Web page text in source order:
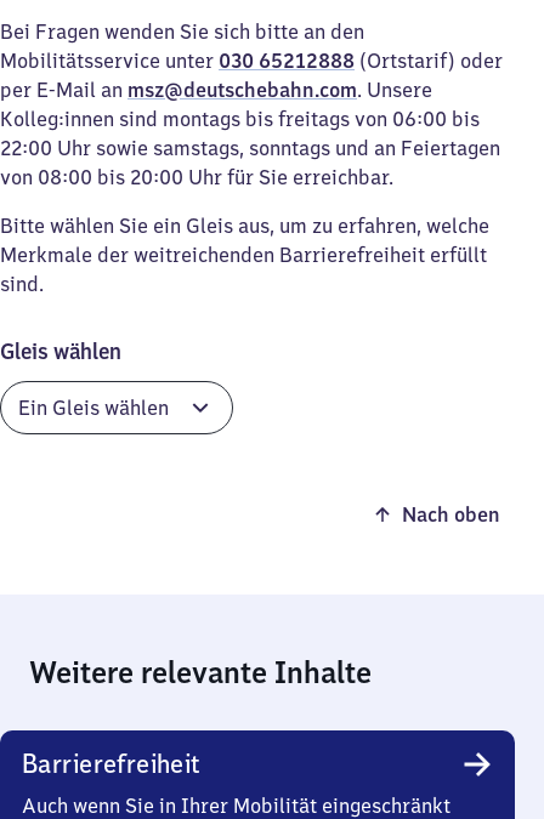
Bei Fragen wenden Sie sich bitte an den
Mobilitätsservice unter 030 65212888 (Ortstarif) oder
per E-Mail an msz@deutschebahn.com. Unsere
Kolleg:innen sind montags bis freitags von 06:00 bis
22:00 Uhr sowie samstags, sonntags und an Feiertagen
von 08:00 bis 20:00 Uhr für Sie erreichbar.
Bitte wählen Sie ein Gleis aus, um zu erfahren, welche
Merkmale der weitreichenden Barrierefreiheit erfüllt
sind.
Gleis wählen
Nach oben
Weitere relevante Inhalte
Barrierefreiheit
Auch wenn Sie in Ihrer Mobilität eingeschränkt